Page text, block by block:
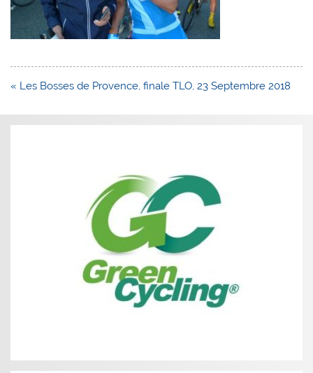
Navigation
l’article
« Les Bosses de Provence, finale TLO, 23 Septembre 2018